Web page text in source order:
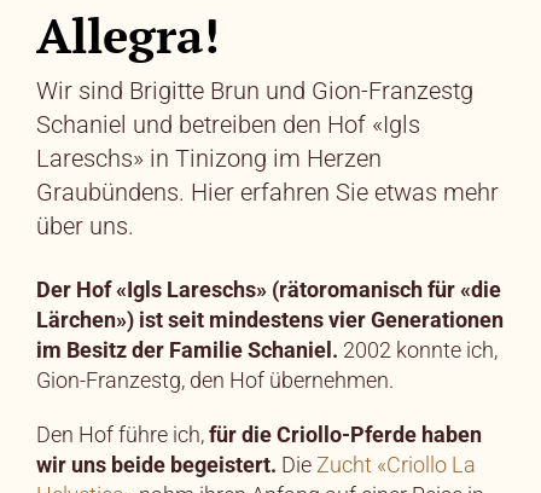
Allegra!
Wir sind Brigitte Brun und Gion-Franzestg
Schaniel und betreiben den Hof «Igls
Lareschs» in Tinizong im Herzen
Graubündens. Hier erfahren Sie etwas mehr
über uns.
Der Hof «Igls Lareschs» (rätoromanisch für «die
Lärchen») ist seit mindestens vier Generationen
im Besitz der Familie Schaniel. 2002 konnte ich,
Gion-Franzestg, den Hof übernehmen.
Den Hof führe ich,für die Criollo-Pferde haben
wir uns beide begeistert. Die Zucht «Criollo La